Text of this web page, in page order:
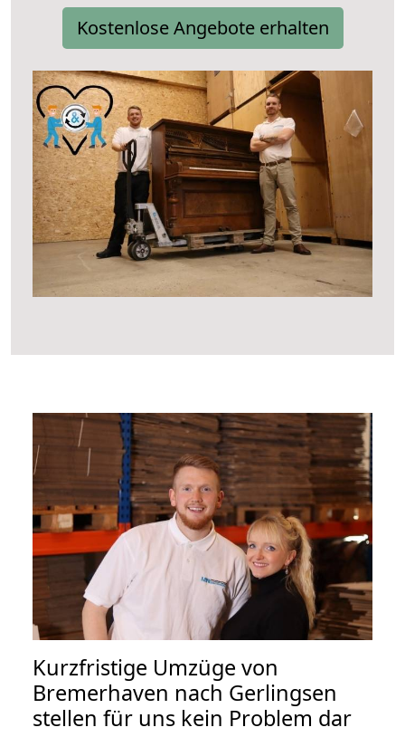
Kostenlose Angebote erhalten
Kurzfristige Umzüge von
Bremerhaven nach Gerlingsen
stellen für uns kein Problem dar